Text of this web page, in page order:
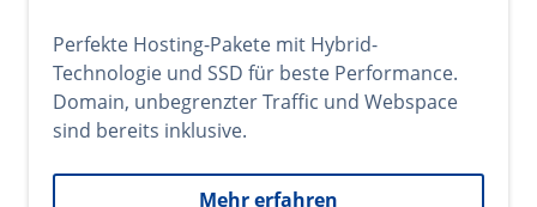
Perfekte Hosting-Pakete mit Hybrid-
Technologie und SSD für beste Performance.
Domain, unbegrenzter Traffic und Webspace
sind bereits inklusive.
Mehr erfahren